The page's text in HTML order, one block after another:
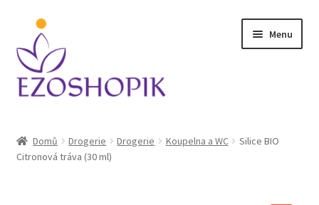
Přeskočit
navigaci
Přejít
obsahu
webu
Menu
Kontakt
Domů Drogerie Drogerie Koupelna a WC
Silice BIO
Citronová tráva (30 ml)